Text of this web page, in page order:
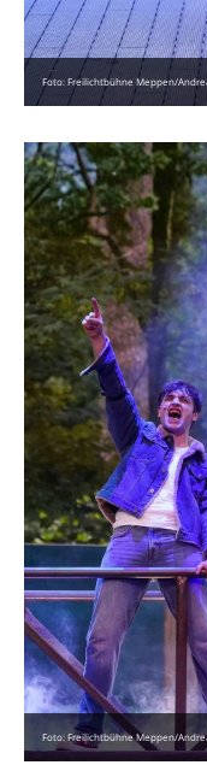
Foto: Freilichtbühne Meppen/
Foto: Freilichtbühne Meppen/